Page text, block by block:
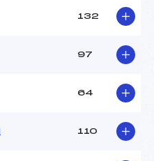
132
97
64
110